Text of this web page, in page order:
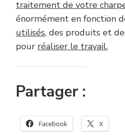
traitement de votre
énormément en fonction
utilisés, des produits et
pour réaliser le travail.
Partager :
Facebook X